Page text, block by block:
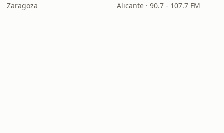
Zaragoza Alicante · 90.7 - 107.7 FM